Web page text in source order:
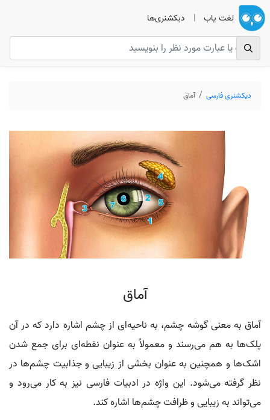
لغت یاب | دیکشنری‌ها
دیکشنری فارسی آماق
آماق
آماق به معنی گوشه چشم، به ناحیه‌ای از چشم اشاره دارد که در آن
پلک‌ها به هم می‌رسند و معمولاً به عنوان نقطه‌ای برای جمع شدن
اشک‌ها و همچنین به عنوان بخشی از زیبایی و جذابیت چشم‌ها در
نظر گرفته می‌شود. این واژه در ادبیات فارسی نیز به کار می‌رود و
می‌تواند به زیبایی و ظرافت چشم‌ها اشاره کند.